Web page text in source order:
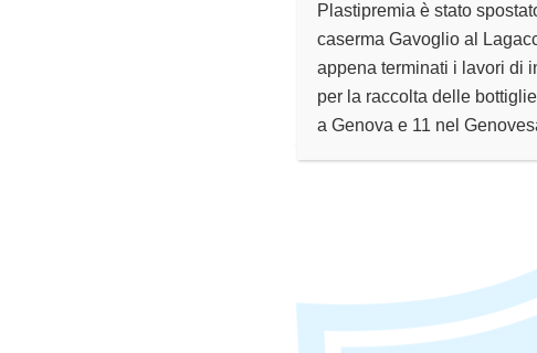
Plastipremia è stato
caserma Gavoglio al
appena terminati i lavori di
per la raccolta delle
a Genova e 11 nel